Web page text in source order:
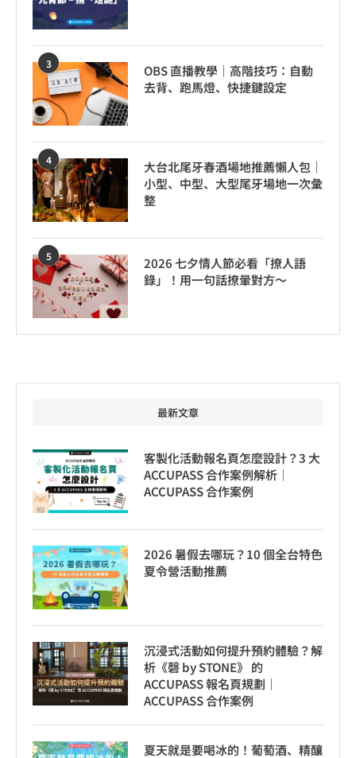
3
OBS 直播教學｜高階技巧：自動
去背、跑馬燈、快捷鍵設定
4
大台北尾牙春酒場地推薦懶人包｜
小型、中型、大型尾牙場地一次彙
整
5
2026 七夕情人節必看「撩人語
錄」！用一句話撩暈對方～
最新文章
客製化活動報名頁怎麼設計？3 大
ACCUPASS 合作案例解析｜
ACCUPASS 合作案例
2026 暑假去哪玩？10 個全台特色
夏令營活動推薦
沉浸式活動如何提升預約體驗？解
析《磬 by STONE》 的
ACCUPASS 報名頁規劃｜
ACCUPASS 合作案例
夏天就是要喝冰的！葡萄酒、精釀